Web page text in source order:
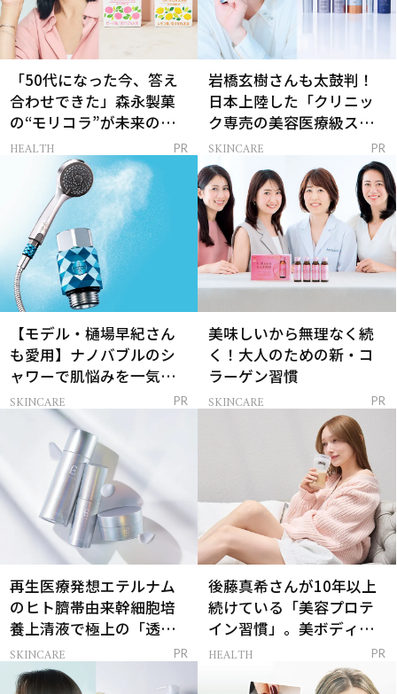
「50代になった今、答え
合わせできた」森永製菓
の“モリコラ”が未来のキ
レイを連れてくる！
HEALTH PR
岩橋玄樹さんも太鼓判！
日本上陸した「クリニッ
ク専売の美容医療級スキ
ンケア」
SKINCARE PR
【モデル・樋場早紀さん
も愛用】ナノバブルのシ
ャワーで肌悩みを一気に
解決
SKINCARE PR
美味しいから無理なく続
く！大人のための新・コ
ラーゲン習慣
SKINCARE PR
再生医療発想エテルナム
のヒト臍帯由来幹細胞培
養上清液で極上の「透明
感ハリ肌」へ
SKINCARE PR
後藤真希さんが10年以上
続けている「美容プロテ
イン習慣」。美ボディを
支える朝ルーティンと
HEALTH PR